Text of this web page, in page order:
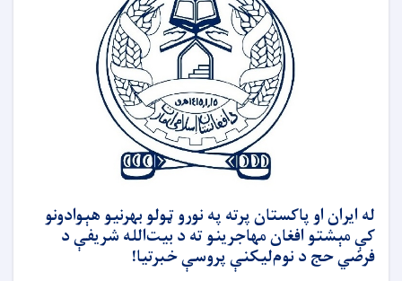
له ایران او پاکستان پرته په نورو ټولو بهرنیو هېوادونو
کې مېشتو افغان مهاجرینو ته د بیت‌الله شریفې د
فرضي حج د نوم‌لیکنې پروسې خبرتیا!